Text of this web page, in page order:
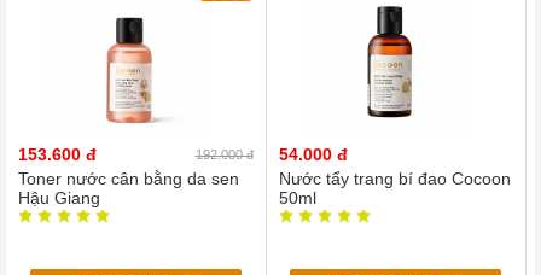
153.600 đ 192.000 đ
Toner nước cân bằng da sen
Hậu Giang
54.000 đ
Nước tẩy trang bí đao Cocoon
50ml